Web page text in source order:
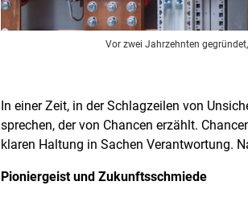
Vor zwei Jahrzehnten
In einer Zeit, in der Schlagzeilen von
sprechen, der von Chancen erzählt.
klaren Haltung in Sachen Verantwortung.
Pioniergeist und Zukunftsschmiede